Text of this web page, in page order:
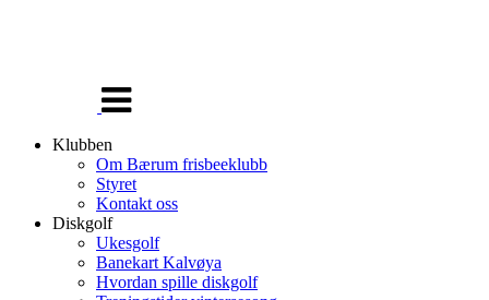
navigasjon
Klubben
Om Bærum frisbeeklubb
Styret
Kontakt oss
Diskgolf
Ukesgolf
Banekart Kalvøya
Hvordan spille diskgolf